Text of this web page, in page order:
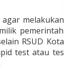
melakukan
pemerintah
RSUD Kota
test atau tes